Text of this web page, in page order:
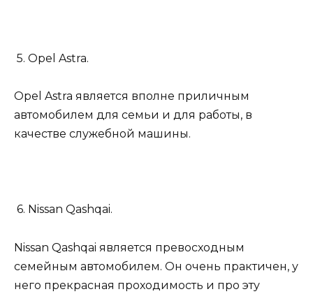
5. Opel Astra.
Opel Astra является вполне приличным
автомобилем для семьи и для работы, в
качестве служебной машины.
6. Nissan Qashqai.
Nissan Qashqai является превосходным
семейным автомобилем. Он очень практичен, у
него прекрасная проходимость и про эту